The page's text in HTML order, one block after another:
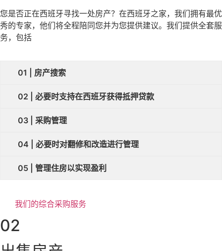
您是否正在西班牙寻找一处房产？在西班牙之家，我们拥有最优
秀的专家，他们将全程陪同您并为您提供建议。我们提供全套服
务，包括
01 | 房产搜索
02 | 必要时支持在西班牙获得抵押贷款
03 | 采购管理
04 | 必要时对翻修和改造进行管理
05 | 管理住房以实现盈利
我们的综合采购服务
02